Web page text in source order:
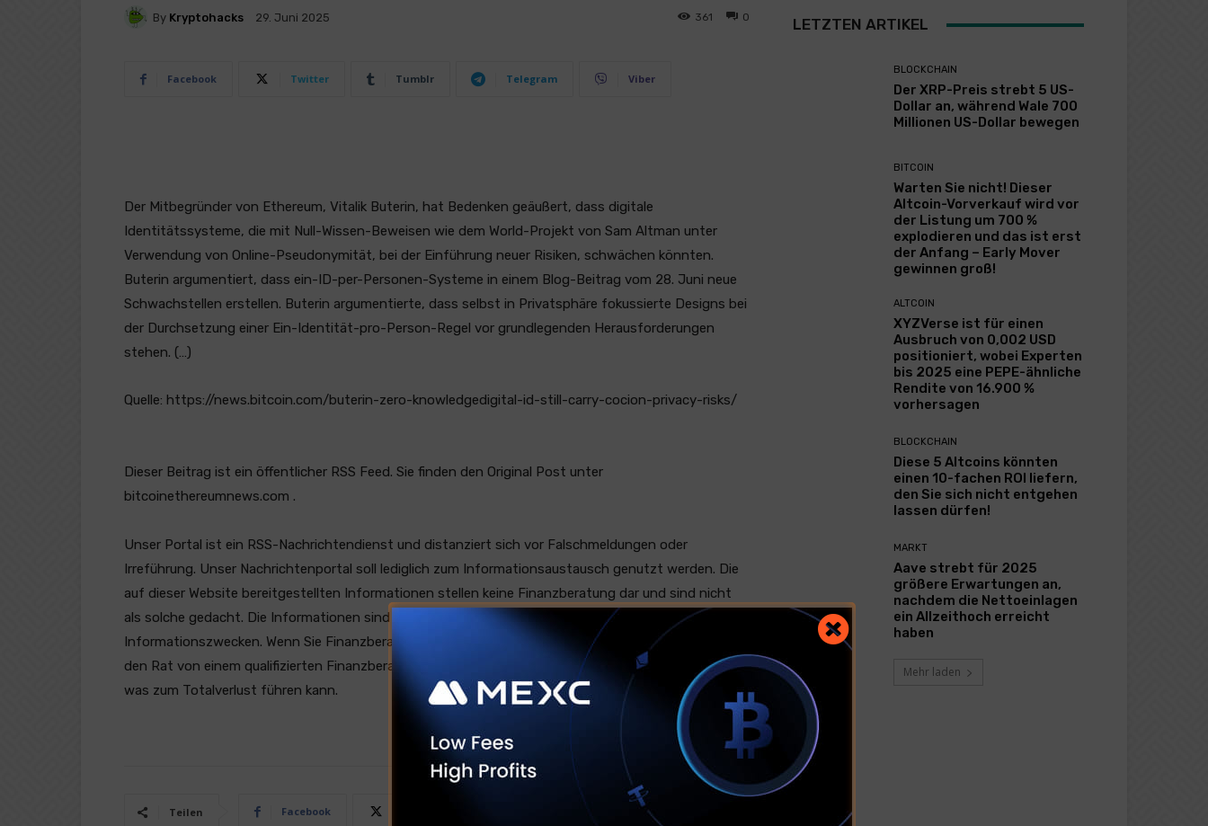
By Kryptohacks 29. Juni 2025 0
361
Facebook Twitter Tumblr Telegram Viber
Der Mitbegründer von Ethereum, Vitalik Buterin, hat Bedenken geäußert, dass digitale
Identitätssysteme, die mit Null-Wissen-Beweisen wie dem World-Projekt von Sam Altman unter
Verwendung von Online-Pseudonymität, bei der Einführung neuer Risiken, schwächen könnten.
Buterin argumentiert, dass ein-ID-per-Personen-Systeme in einem Blog-Beitrag vom 28. Juni neue
Schwachstellen erstellen. Buterin argumentierte, dass selbst in Privatsphäre fokussierte Designs bei
der Durchsetzung einer Ein-Identität-pro-Person-Regel vor grundlegenden Herausforderungen
stehen. (…)
Quelle: https://news.bitcoin.com/buterin-zero-knowledgedigital-id-still-carry-cocion-privacy-risks/
Dieser Beitrag ist ein öffentlicher RSS Feed. Sie finden den Original Post unter
bitcoinethereumnews.com .
Unser Portal ist ein RSS-Nachrichtendienst und distanziert sich vor Falschmeldungen oder
Irreführung. Unser Nachrichtenportal soll lediglich zum Informationsaustausch genutzt werden. Die
auf dieser Website bereitgestellten Informationen stellen keine Finanzberatung dar und sind nicht
als solche gedacht. Die Informationen sind allgemeiner Natur und dienen nur zu
Informationszwecken. Wenn Sie Finanzberatung für Ihre individuelle Situation benötigen, sollten Sie
den Rat von einem qualifizierten Finanzberater einholen. Kryptohandel hat ein großes Handelsrisiko
was zum Totalverlust führen kann.
Teilen Facebook Telegram
LETZTEN ARTIKEL
BLOCKCHAIN
Der XRP-Preis strebt 5 US-
Dollar an, während Wale 700
Millionen US-Dollar bewegen
BITCOIN
Warten Sie nicht! Dieser
Altcoin-Vorverkauf wird vor
der Listung um 700 %
explodieren und das ist erst
der Anfang – Early Mover
gewinnen groß!
ALTCOIN
XYZVerse ist für einen
Ausbruch von 0,002 USD
positioniert, wobei Experten
bis 2025 eine PEPE-ähnliche
Rendite von 16.900 %
vorhersagen
BLOCKCHAIN
Diese 5 Altcoins könnten
einen 10-fachen ROI liefern,
den Sie sich nicht entgehen
lassen dürfen!
MARKT
Aave strebt für 2025
größere Erwartungen an,
nachdem die Nettoeinlagen
ein Allzeithoch erreicht
haben
Mehr laden